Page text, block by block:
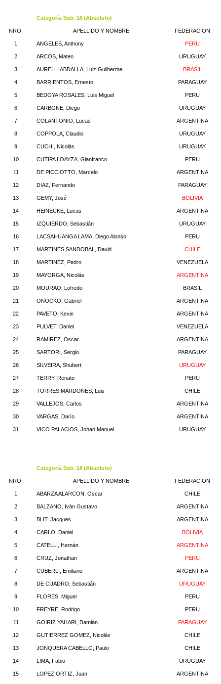
Categoría Sub. 16 (Absoluto)
NRO. APELLIDO Y NOMBRE FEDERACION
1 ANGELES, Anthony PERU
2 ARCOS, Mateo URUGUAY
3 AURELLI ABDALLA, Luiz Guilherme BRASIL
4 BARRIENTOS, Ernesto PARAGUAY
5 BEDOYA ROSALES, Luis Miguel PERU
6 CARBONE, Diego URUGUAY
7 COLANTONIO, Lucas ARGENTINA
8 COPPOLA, Claudio URUGUAY
9 CUCHI, Nicolás URUGUAY
10 CUTIPA LOAYZA, Gianfranco PERU
11 DE PICCIOTTO, Marcelo ARGENTINA
12 DIAZ, Fernando PARAGUAY
13 GEMY, José BOLIVIA
14 HEINECKE, Lucas ARGENTINA
15 IZQUIERDO, Sebastián URUGUAY
16 LACSAHUANGA LAMA, Diego Alonso PERU
17 MARTINES SANDOBAL, David CHILE
18 MARTINEZ, Pedro VENEZUELA
19 MAYORGA, Nicolás ARGENTINA
20 MOURAO, Lofredo BRASIL
21 ONOCKO, Gabriel ARGENTINA
22 PAVETO, Kevin ARGENTINA
23 PULVET, Daniel VENEZUELA
24 RAMIREZ, Oscar ARGENTINA
25 SARTORI, Sergio PARAGUAY
26 SILVEIRA, Shubert URUGUAY
27 TERRY, Renato PERU
28 TORRES MARDONES, Luis CHILE
29 VALLEJOS, Carlos ARGENTINA
30 VARGAS, Darío ARGENTINA
31 VICO PALACIOS, Johan Manuel URUGUAY
Categoría Sub. 18 (Absoluto)
NRO. APELLIDO Y NOMBRE FEDERACION
1 ABARZA ALARCON, Oscar CHILE
2 BALZANO, Iván Gustavo ARGENTINA
3 BLIT, Jacques ARGENTINA
4 CARLO, Daniel BOLIVIA
5 CATELLI, Hernán ARGENTINA
6 CRUZ, Jonathan PERU
7 CUBERLI, Emiliano ARGENTINA
8 DE CUADRO, Sebastián URUGUAY
9 FLORES, Miguel PERU
10 FREYRE, Rodrigo PERU
11 GOIRIZ YAHARI, Damián PARAGUAY
12 GUTIERREZ GOMEZ, Nicolás CHILE
13 JONQUERA CABELLO, Paulo CHILE
14 LIMA, Fabio URUGUAY
15 LOPEZ ORTIZ, Juan ARGENTINA